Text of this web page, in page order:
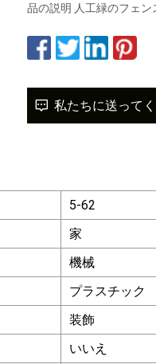
品の説明 人工緑のフェ
私たちに送って
5-62
家
機械
プラスチック
装飾
いいえ